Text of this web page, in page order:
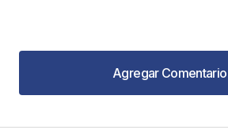
Agregar Comentario
Agregar Comentario